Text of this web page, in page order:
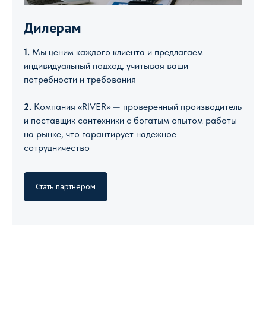
Дилерам
1. Мы ценим каждого клиента и предлагаем
индивидуальный подход, учитывая ваши
потребности и требования
2. Компания «RIVER» — проверенный производитель
и поставщик сантехники с богатым опытом работы
на рынке, что гарантирует надежное
сотрудничество
Стать партнёром